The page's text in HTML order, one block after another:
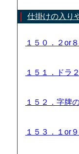
仕掛けの入り
１５０．２or
１５１．ドラ
１５２．字牌
１５３．１or